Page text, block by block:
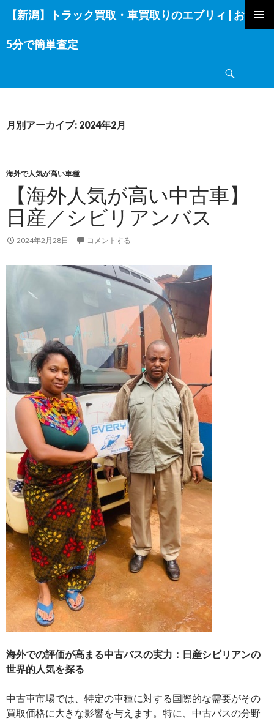
【新潟】トラック買取・車買取りのエブリィ | お電話
5分で簡単査定
ン
テ
へ
ッ
月別アーカイブ: 2024年2月
海外で人気が高い車種
【海外人気が高い中古車】
日産／シビリアンバス
2024年2月28日 コメントする
海外での評価が高まる中古バスの実力：日産シビリアンの
世界的人気を探る
中古車市場では、特定の車種に対する国際的な需要がその
買取価格に大きな影響を与えます。特に、中古バスの分野